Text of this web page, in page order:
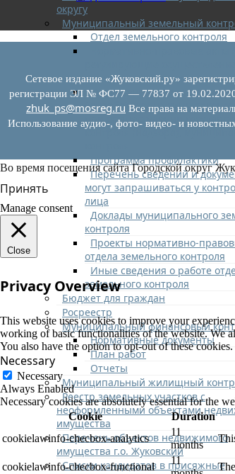
округу
Муниципальный земельный
Отдел земельного контроля
муниципального земельного
Управление рисками
(ущерба) охраняемым
при осуществлении
контроля (надзора),
Программа профилактики
Перечень сведений и
могут запрашиваться у
лица
Доклады муниципального
контроля
Проекты нормативно-
отдела земельного контроля
Иные сведения о работе
земельного контроля
Бюджет для граждан
Росреестр
Муниципальный финансовый
Нормативные документы
План работ
Отчеты
Муниципальный жилищный
Реестр земельных участков с
неоформленными объектами
имущества
Перечень объектов недвижимого
имущества г.о. Жуковский
Списки кандидатов в присяжные
Сетевое издание «Жуковский.ру»
регистрации ЭЛ № ФС77 — 77837 от
zhuk_ps@mosreg.ru Все права на
Использование аудио-, фото- видео- и
Во время посещения сайта Городской округ
Принять
Manage consent
Close
Privacy Overview
This website uses cookies to improve your
working of basic functionalities of the website. We
You also have the option to opt-out of these
Necessary
Necessary
Always Enabled
Necessary cookies are absolutely essential for the
Cookie
Duration
cookielawinfo-checbox-analytics
11
months
cookielawinfo-checbox-functional
11